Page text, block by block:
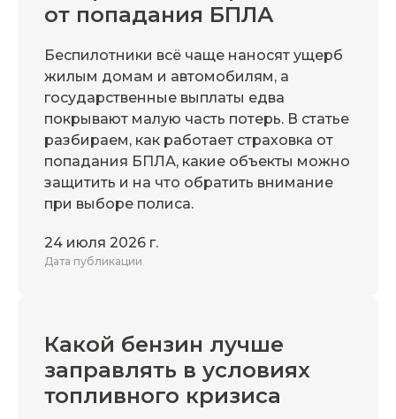
от попадания БПЛА
Беспилотники всё чаще наносят ущерб
жилым домам и автомобилям, а
государственные выплаты едва
покрывают малую часть потерь. В статье
разбираем, как работает страховка от
попадания БПЛА, какие объекты можно
защитить и на что обратить внимание
при выборе полиса.
24 июля 2026 г.
Дата публикации
Какой бензин лучше
заправлять в условиях
топливного кризиса